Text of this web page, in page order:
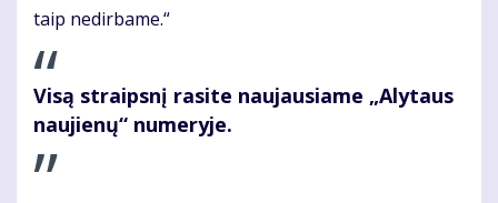
taip nedirbame.“
Visą straipsnį rasite naujausiame „Alytaus
naujienų“ numeryje.